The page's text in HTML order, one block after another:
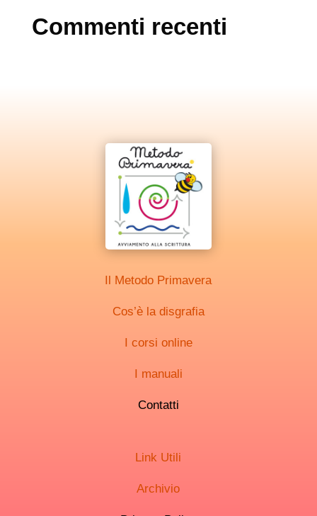
Commenti recenti
Il Metodo Primavera
Cos’è la disgrafia
I corsi online
I manuali
Contatti
Link Utili
Archivio